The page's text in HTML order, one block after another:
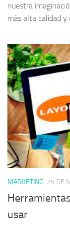
nuestra
más alta calidad y
MARKETING 25 DE
usar